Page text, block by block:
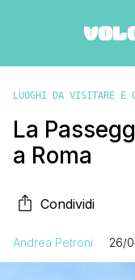
LUOGHI DA VISITARE E
La
a Roma
Condividi
Andrea Petroni 26/